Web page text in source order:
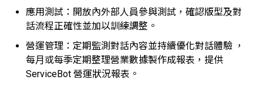
應用測試：開放內外部人員參與測試，確認版型及對
話流程正確性並加以訓練調整。
營運管理：定期監測對話內容並持續優化對話體驗 ，
每⽉或每季定期整理營業數據製作成報表，提供
ServiceBot 營運狀況報表。